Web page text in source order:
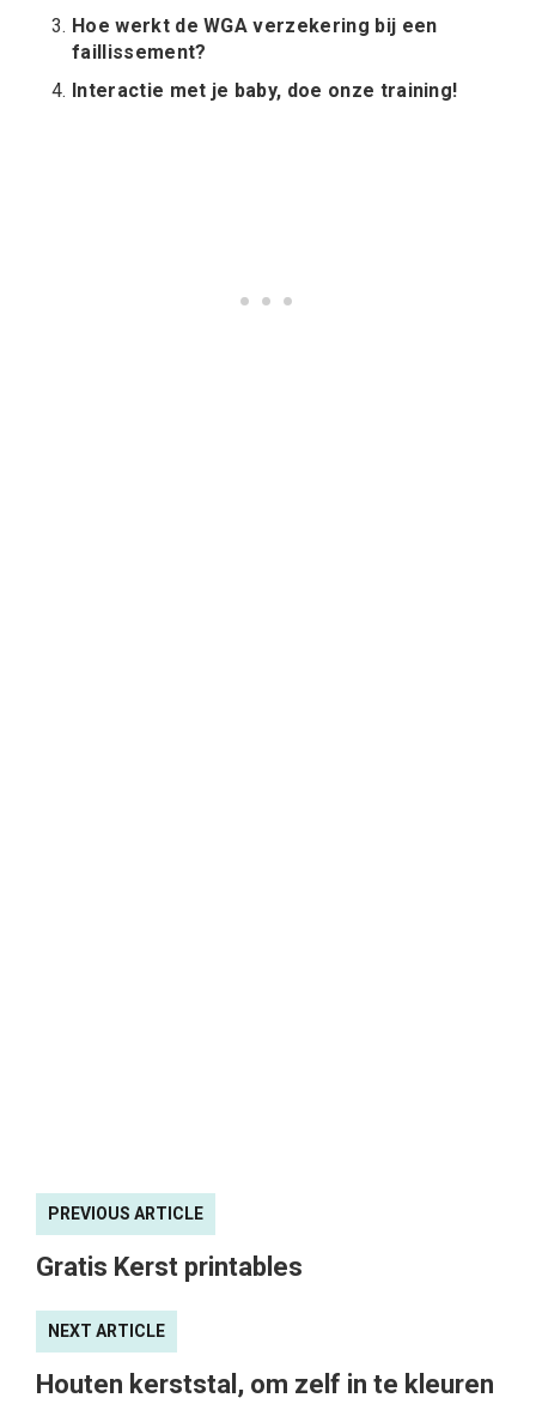
Hoe werkt de WGA verzekering bij een
faillissement?
Interactie met je baby, doe onze training!
PREVIOUS ARTICLE
Gratis Kerst printables
NEXT ARTICLE
Houten kerststal, om zelf in te kleuren